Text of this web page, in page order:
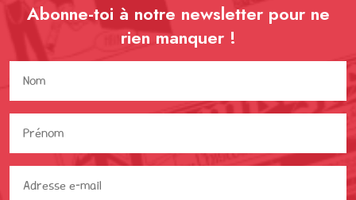
Abonne-toi à notre newsletter pour ne
rienmanquer !